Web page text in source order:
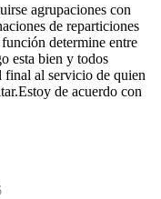
agrupaciones con
de reparticiones
determine entre
esta bien y todos
final al servicio de quien
de acuerdo con